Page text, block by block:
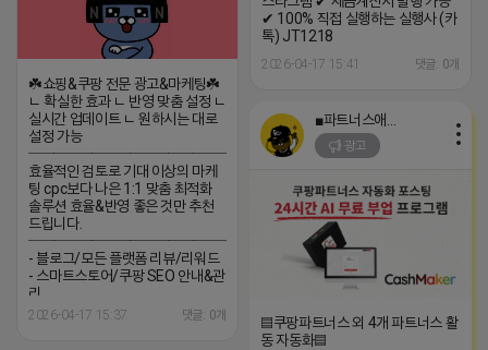
✔ 100% 직접 실행하는 실행사 (카
톡) JT1218
2026-04-17 15:41 댓글: 0개
☘️쇼핑&쿠팡 전문 광고&마케팅☘️
ㄴ 확실한 효과 ㄴ 반영 맞춤 설정 ㄴ
실시간 업데이트 ㄴ 원하시는 대로
설정 가능
─────────────────
효율적인 검토로 기대 이상의 마케
팅 cpc보다 나은 1:1 맞춤 최적화
솔루션 효율&반영 좋은 것만 추천
드립니다.
─────────────────
- 블로그/모든 플랫폼 리뷰/리워드
- 스마트스토어/쿠팡 SEO 안내&관
리
─────────────────
2026-04-17 15:37 댓글: 0개
광고
▤쿠팡파트너스 외 4개 파트너스 활
동 자동화▤